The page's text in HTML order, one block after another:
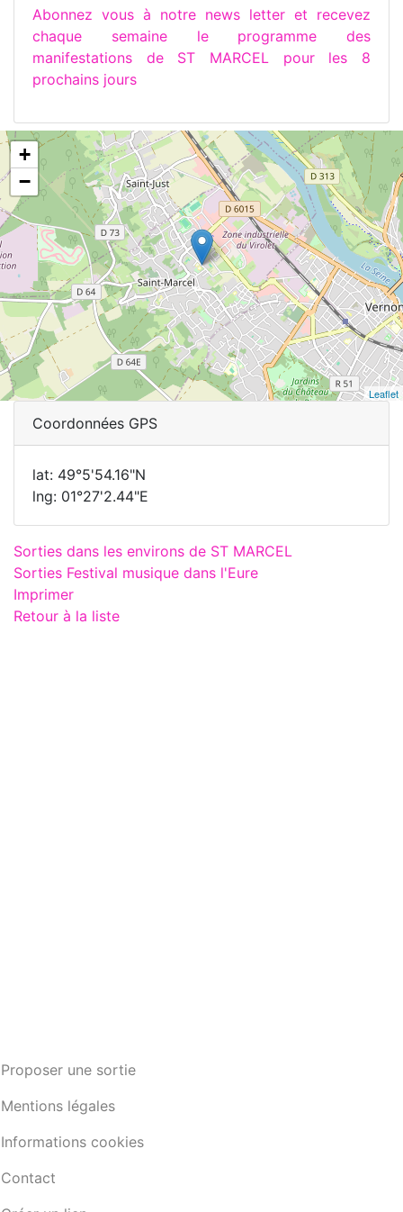
Abonnez vous à notre news letter et recevez
chaque semaine le programme des
manifestations de ST MARCEL pour les 8
prochains jours
+
−
Leaflet
Coordonnées GPS
lat: 49°5'54.16"N
lng: 01°27'2.44"E
Sorties dans les environs de ST MARCEL
Sorties Festival musique dans l'Eure
Imprimer
Retour à la liste
Proposer une sortie
Mentions légales
Informations cookies
Contact